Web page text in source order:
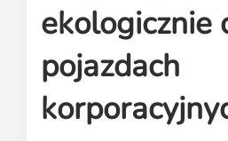
ekologicznie
pojazdach